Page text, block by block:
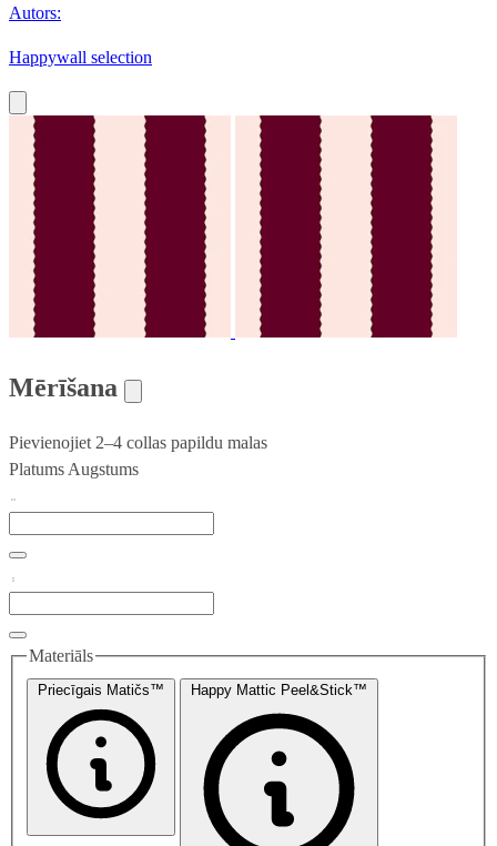
Autors:
Happywall selection
Mērīšana
Pievienojiet 2–4 collas papildu malas
Platums Augstums
Materiāls
Priecīgais Matičs™ Happy Mattic Peel&Stick™